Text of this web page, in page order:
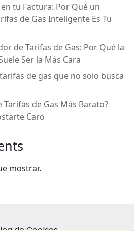
en tu Factura: Por Qué un
de Gas Inteligente Es Tu
de Tarifas de Gas: Por Qué la
Ser la Más Cara
de gas que no solo busca
Tarifas de Gas Más Barato?
Caro
mostrar.